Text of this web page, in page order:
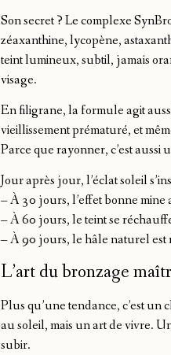
Son secret ? Le complexe
zéaxanthine, lycopène,
teint lumineux, subtil, jamais
visage.
En filigrane, la formule agit
vieillissement prématuré, et
Parce que rayonner, c’est
Jour après jour, l’éclat soleil
– À 30 jours, l’effet bonne mine
– À 60 jours, le teint se
– À 90 jours, le hâle naturel est
L’art du bronzage
Plus qu’une tendance, c’est un
au soleil, mais un art de vivre.
subir.